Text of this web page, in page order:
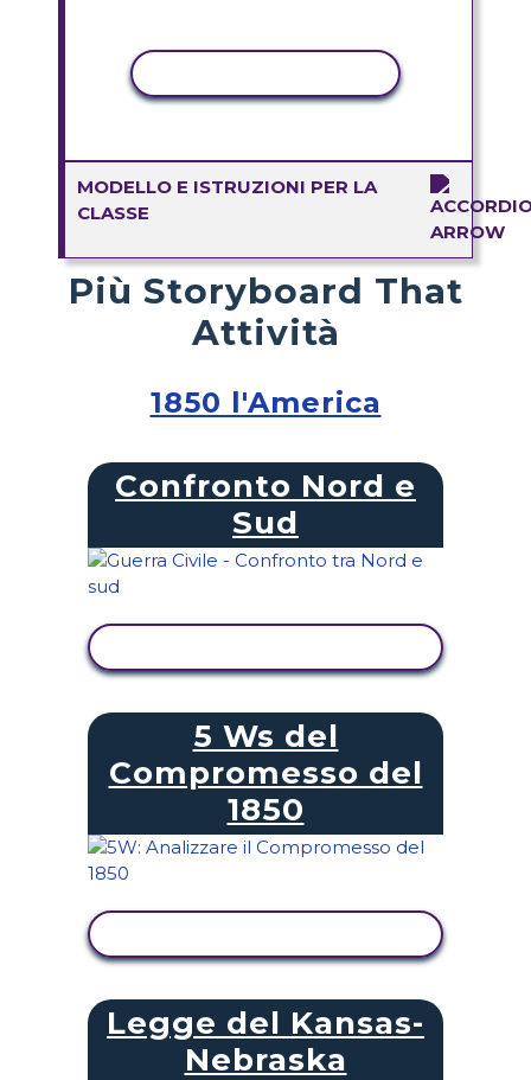
MODELLO E ISTRUZIONI PER LA
CLASSE
Più Storyboard That
Attività
1850 l'America
Confronto Nord e
Sud
5 Ws del
Compromesso del
1850
Legge del Kansas-
Nebraska